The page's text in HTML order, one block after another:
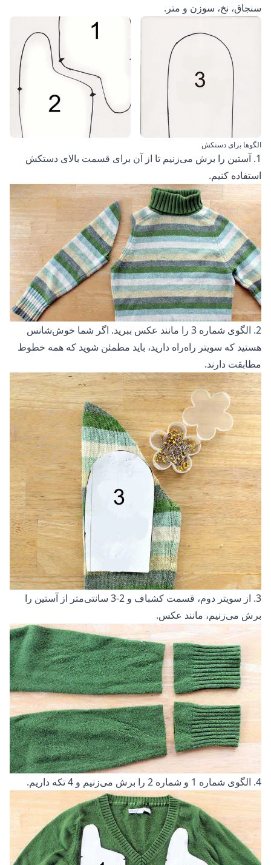
سنجاق، نخ، سوزن و متر.
الگوها برای دستکش
1. آستین را برش می‌زنیم تا از آن برای قسمت بالای دستکش
استفاده کنیم.
2. الگوی شماره 3 را مانند عکس ببرید. اگر شما خوش‌شانس
هستید که سویتر راه‌راه دارید، باید مطمئن شوید که همه خطوط
مطابقت دارند.
3. از سویتر دوم، قسمت کشباف و 2-3 سانتی‌متر از آستین را
برش می‌زنیم، مانند عکس.
4. الگوی شماره 1 و شماره 2 را برش می‌زنیم و 4 تکه داریم.